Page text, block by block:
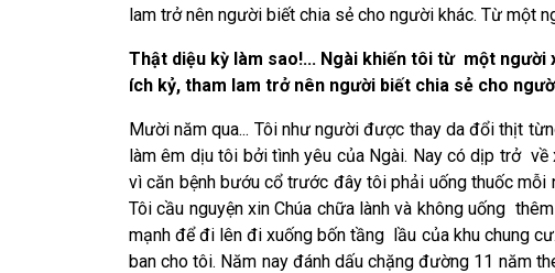
lam trở nên người biết chia sẻ cho người khác. Từ một
Thật diệu kỳ làm sao!... Ngài khiến tôi từ một
ích kỷ, tham lam trở nên người biết chia sẻ cho
Mười năm qua... Tôi như người được thay da đổi thịt
làm êm dịu tôi bởi tình yêu của Ngài. Nay có dịp trở
vì căn bệnh bướu cổ trước đây tôi phải uống thuốc mỗi
Tôi cầu nguyện xin Chúa chữa lành và không uống
mạnh để đi lên đi xuống bốn tầng lầu của khu chung
ban cho tôi. Năm nay đánh dấu chặng đường 11 năm